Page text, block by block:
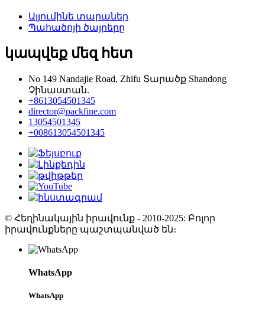
Ալյումինե տարաներ
Պահածոյի ծայրերը
կապվեք մեզ հետ
No 149 Nandajie Road, Zhifu Տարածք Shandong
Չինաստան.
+8613054501345
director@packfine.com
13054501345
+008613054501345
© Հեղինակային իրավունք - 2010-2025: Բոլոր
իրավունքները պաշտպանված են։
WhatsApp
WhatsApp